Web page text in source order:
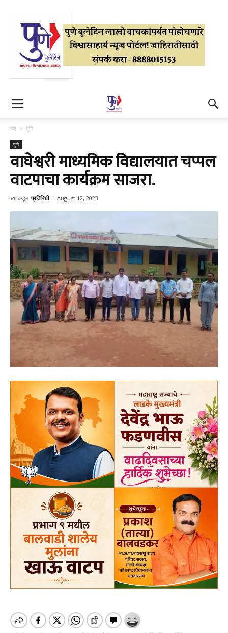
घर पुणे
पुणे
वाघेश्वरी माध्यमिक विद्यालयात चप्पल
वाटपाचा कार्यक्रम साजरा.
च्या कडून प्रतिनिधी - August 12, 2023